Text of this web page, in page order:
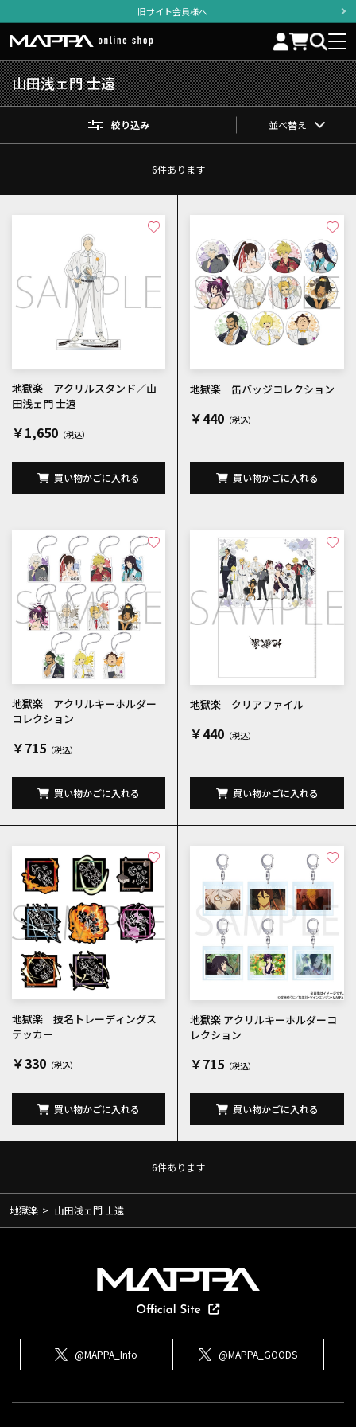
旧サイト会員様へ
山田浅ェ門 士遠
絞り込み 並べ替え
6件あります
地獄楽 アクリルスタンド／山
田浅ェ門 士遠
￥1,650
買い物かごに入れる
地獄楽 缶バッジコレクション
￥440
買い物かごに入れる
地獄楽 アクリルキーホルダー
コレクション
￥715
買い物かごに入れる
地獄楽 クリアファイル
￥440
買い物かごに入れる
地獄楽 技名トレーディングス
テッカー
￥330
買い物かごに入れる
地獄楽 アクリルキーホルダーコ
レクション
￥715
買い物かごに入れる
6件あります
地獄楽 > 山田浅ェ門 士遠
@MAPPA_Info @MAPPA_GOODS